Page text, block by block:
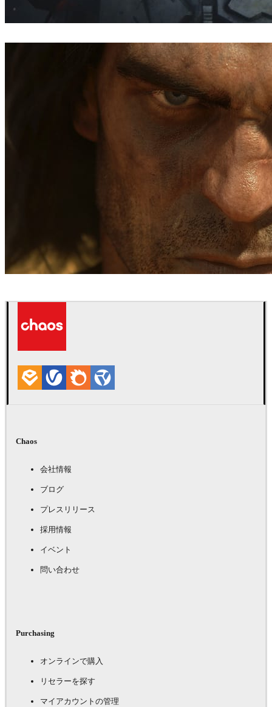
Chaos
会社情報
ブログ
プレスリリース
採用情報
イベント
問い合わせ
Purchasing
オンラインで購入
リセラーを探す
マイアカウントの管理